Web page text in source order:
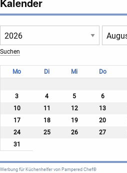
Mo Di Mi Do
3
4 5 6
10
11 12 13
17
18 19 20
24
25 26 27
31
Werbung für Küchenhelfer von Pampered Chef®